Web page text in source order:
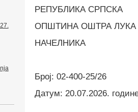
РЕПУБЛИКА СРПСКА
ОПШТИНА ОШТРА ЛУКА
НАЧЕЛНИКА
Број: 02-400-25/26
Датум: 20.07.2026.